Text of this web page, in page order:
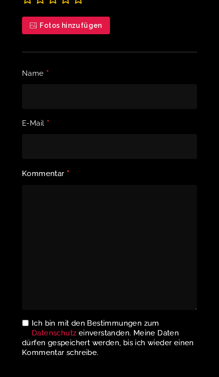
Fotos hinzufügen
Name *
E-Mail *
Kommentar *
Ich bin mit den Bestimmungen zum
Datenschutz einverstanden. Meine Daten
dürfen gespeichert werden, bis ich wieder einen
Kommentar schreibe.